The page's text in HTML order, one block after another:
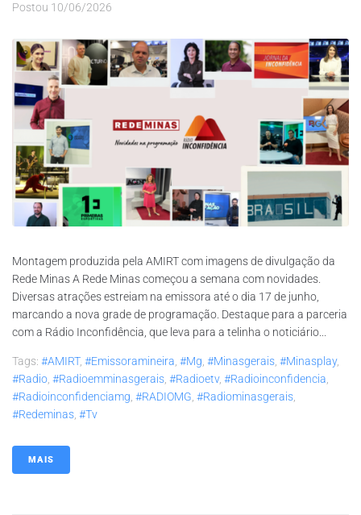
Postou 10/06/2026
Montagem produzida pela AMIRT com imagens de divulgação da
Rede Minas A Rede Minas começou a semana com novidades.
Diversas atrações estreiam na emissora até o dia 17 de junho,
marcando a nova grade de programação. Destaque para a parceria
com a Rádio Inconfidência, que leva para a telinha o noticiário...
Tags: #AMIRT, #emissoramineira #mg #minasgerais #minasplay,
#radio #radioemminasgerais #radioetv, #radioinconfidencia
#radioinconfidenciamg #RADIOMG #radiominasgerais
#redeminas #tv
MAIS